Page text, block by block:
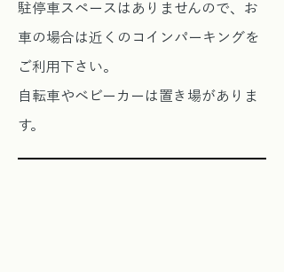
駐停車スペースはありませんので、お
車の場合は近くのコインパーキングを
ご利用下さい。
自転車やベビーカーは置き場がありま
す。